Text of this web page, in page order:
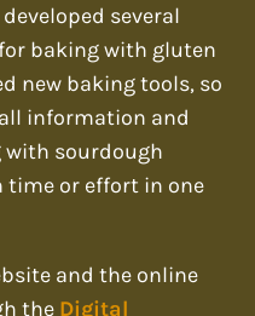
several
baking with gluten
new baking tools, so
information and
sourdough
time or effort in one
and the online
the Digital